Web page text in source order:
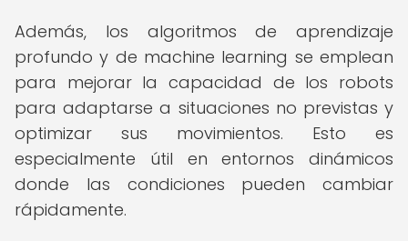
Además, los algoritmos de aprendizaje
profundo y de machine learning se emplean
para mejorar la capacidad de los robots
para adaptarse a situaciones no previstas y
optimizar sus movimientos. Esto es
especialmente útil en entornos dinámicos
donde las condiciones pueden cambiar
rápidamente.